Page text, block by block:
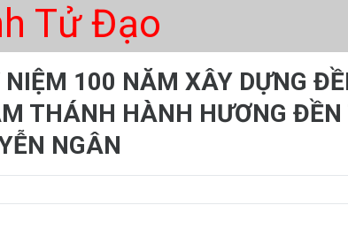
Tử Đạo
100 NĂM XÂY DỰNG
THÁNH HÀNH HƯƠNG
NGÂN